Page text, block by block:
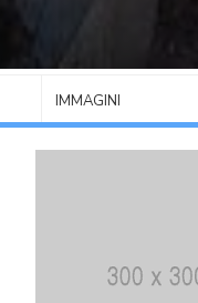
IMMAGINI